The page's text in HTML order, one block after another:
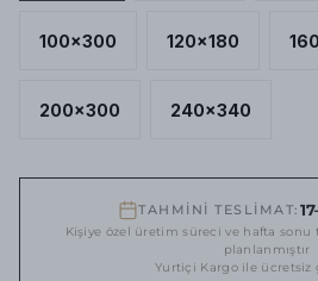
100x300 120x180
200x300 240x340
TAHMİNİ TESLİMAT:
Kişiye özel üretim süreci ve hafta
planlanmıştır
Yurtiçi Kargo ile ücretsiz